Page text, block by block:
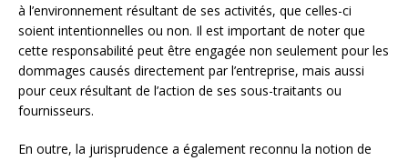
à l’environnement résultant de ses activités, que celles-ci
soient intentionnelles ou non. Il est important de noter que
cette responsabilité peut être engagée non seulement pour les
dommages causés directement par l’entreprise, mais aussi
pour ceux résultant de l’action de ses sous-traitants ou
fournisseurs.
En outre, la jurisprudence a également reconnu la notion de